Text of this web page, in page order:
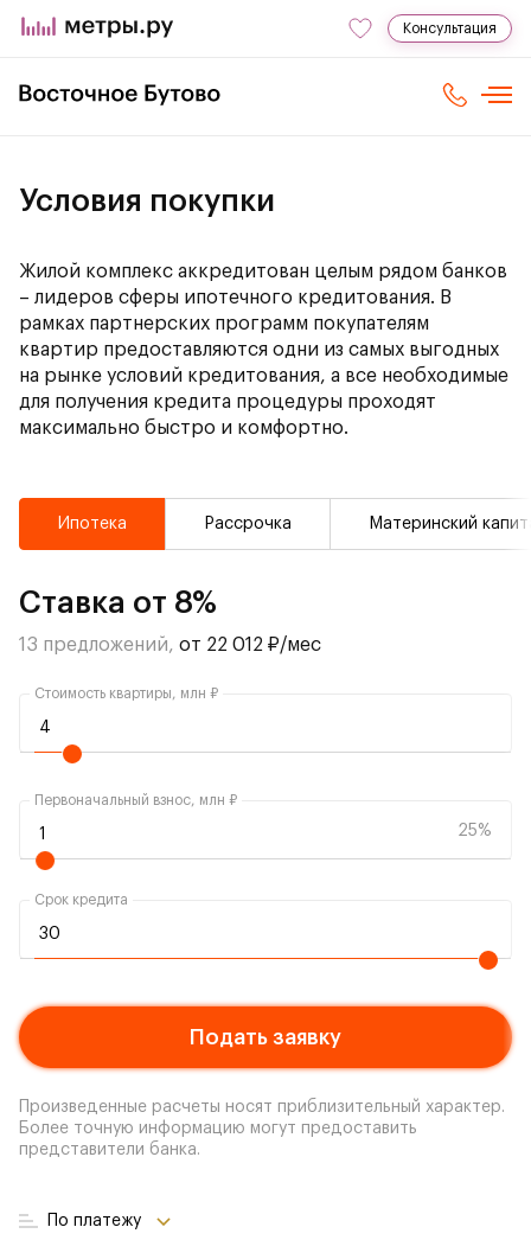
Консультация
Условия покупки
Жилой комплекс аккредитован целым рядом банков
– лидеров сферы ипотечного кредитования. В
рамках партнерских программ покупателям
квартир предоставляются одни из самых выгодных
на рынке условий кредитования, а все необходимые
для получения кредита процедуры проходят
максимально быстро и комфортно.
Ипотека Рассрочка Материнский
Ставка от 8%
13 предложений, от 22 012 ₽/мес
Стоимость квартиры, млн ₽
Первоначальный взнос, млн ₽
25%
Срок кредита
Подать заявку
Произведенные расчеты носят приблизительный характер.
Более точную информацию могут предоставить
представители банка.
По платежу